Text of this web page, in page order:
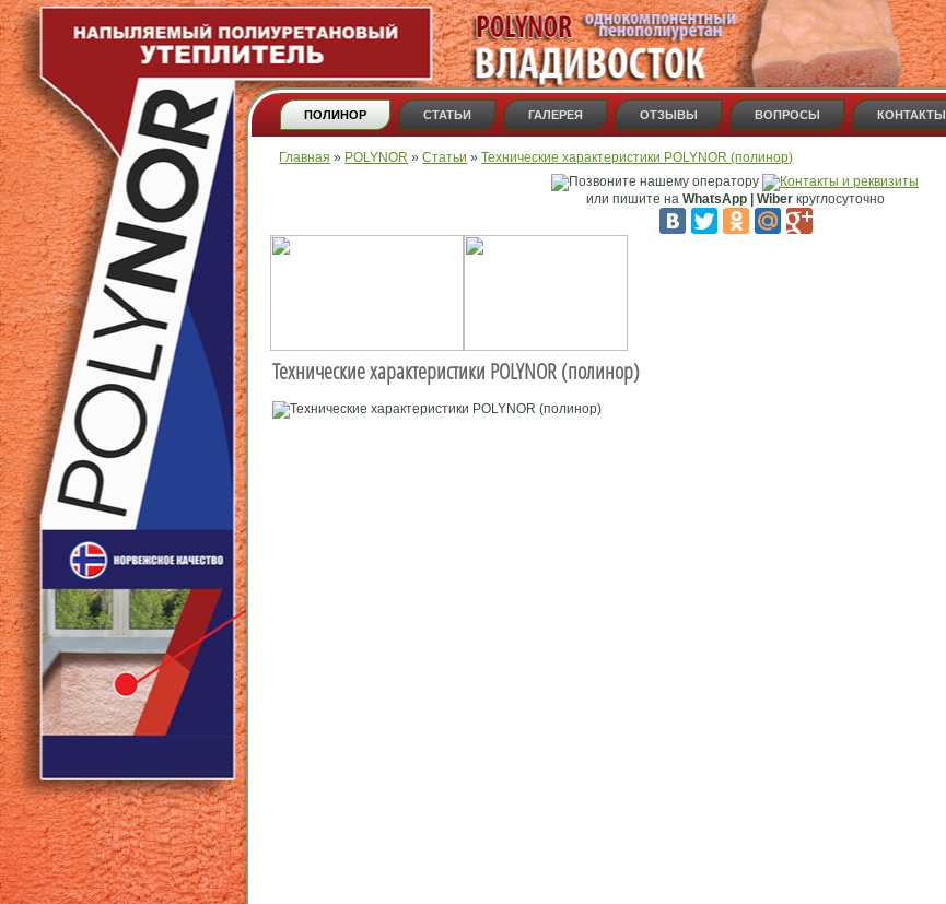
ПОЛИНОР СТАТЬИ ГАЛЕРЕЯ ОТЗЫВЫ ВОПРОСЫ КОНТАКТЫ
Вы здесь
Главная » POLYNOR » Статьи » Технические характеристики POLYNOR (полинор)
или пишите на WhatsApp | Wiberкруглосуточно
Технические характеристики POLYNOR (полинор)